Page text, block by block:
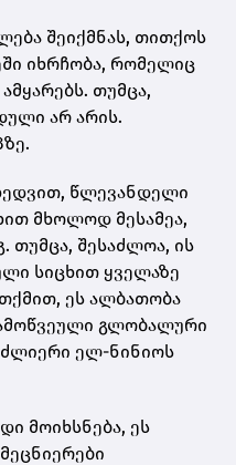
შეიქმნას, თითქოს
იხრჩობა, რომელიც
თუმცა,
არ არის.
წლევანდელი
მხოლოდ მესამეა,
თუმცა, შესაძლოა, ის
სიცხით ყველაზე
ეს ალბათობა
გლობალური
ძლიერი ელ-ნინიოს
მოიხსნება, ეს